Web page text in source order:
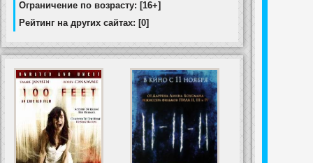
Ограничение по возрасту: [16+]
Рейтинг на других сайтах: [0]